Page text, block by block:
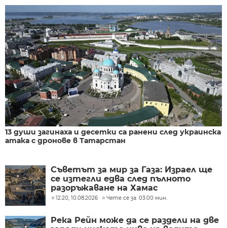
13 души загинаха и десетки са ранени след украинска
атака с дронове в Татарстан
Съветът за мир за Газа: Израел ще
се изтегли едва след пълното
разоръжаване на Хамас
12:20, 10.08.2026 Чете се за: 03:00 мин.
Река Рейн може да се раздели на две